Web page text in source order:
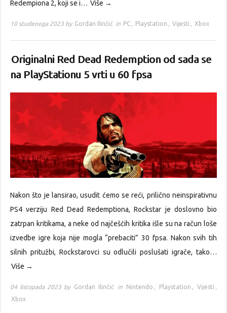
Redempiona 2, koji se i… Više →
10 studenoga 2023 by Gordan Ilinčić in PC , Playstation , Vijesti , Xbox
Originalni Red Dead Redemption od sada se
na PlayStationu 5 vrti u 60 fpsa
Nakon što je lansirao, usudit ćemo se reći, prilično neinspirativnu
PS4 verziju Red Dead Redemptiona, Rockstar je doslovno bio
zatrpan kritikama, a neke od najčešćih kritika išle su na račun loše
izvedbe igre koja nije mogla “prebaciti” 30 fpsa. Nakon svih tih
silnih pritužbi, Rockstarovci su odlučili poslušati igrače, tako…
Više →
04 listopada 2023 by Gordan Ilinčić in Nintendo , Playstation , Vijesti ,
Xbox